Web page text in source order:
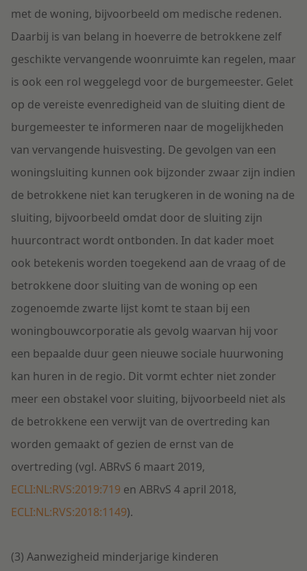
met de woning, bijvoorbeeld om medische redenen.
Daarbij is van belang in hoeverre de betrokkene zelf
geschikte vervangende woonruimte kan regelen, maar
is ook een rol weggelegd voor de burgemeester. Gelet
op de vereiste evenredigheid van de sluiting dient de
burgemeester te informeren naar de mogelijkheden
van vervangende huisvesting. De gevolgen van een
woningsluiting kunnen ook bijzonder zwaar zijn indien
de betrokkene niet kan terugkeren in de woning na de
sluiting, bijvoorbeeld omdat door de sluiting zijn
huurcontract wordt ontbonden. In dat kader moet
ook betekenis worden toegekend aan de vraag of de
betrokkene door sluiting van de woning op een
zogenoemde zwarte lijst komt te staan bij een
woningbouwcorporatie als gevolg waarvan hij voor
een bepaalde duur geen nieuwe sociale huurwoning
kan huren in de regio. Dit vormt echter niet zonder
meer een obstakel voor sluiting, bijvoorbeeld niet als
de betrokkene een verwijt van de overtreding kan
worden gemaakt of gezien de ernst van de
overtreding (vgl. ABRvS 6 maart 2019,
ECLI:NL:RVS:2019:719 en ABRvS 4 april 2018,
ECLI:NL:RVS:2018:1149).
(3) Aanwezigheid minderjarige kinderen